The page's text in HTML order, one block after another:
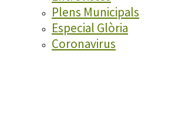
Plens Municipals
Especial Glòria
Coronavirus